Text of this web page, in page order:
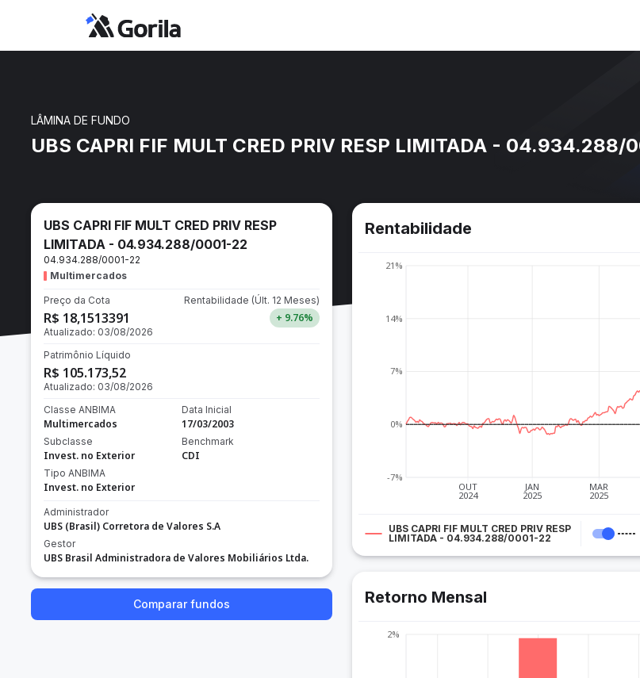
LÂMINA DE FUNDO
UBS CAPRI FIF MULT CRED PRIV RESP LIMITADA - 04.934.288/
UBS CAPRI FIF MULT CRED PRIV RESP
LIMITADA - 04.934.288/0001-22
04.934.288/0001-22
Multimercados
Preço da Cota
R$ 18,1513391
Atualizado: 03/08/2026
Rentabilidade (Últ. 12 Meses)
+ 9.76%
Patrimônio Líquido
R$ 105.173,52
Atualizado: 03/08/2026
Classe ANBIMA
Multimercados
Subclasse
Invest. no Exterior
Tipo ANBIMA
Invest. no Exterior
Data Inicial
17/03/2003
Benchmark
CDI
Administrador
UBS (Brasil) Corretora de Valores S.A
Gestor
UBS Brasil Administradora de Valores Mobiliários Ltda.
Comparar fundos
Rentabilidade
OUT
2024
JAN
2025
MAR
2025
-7%
0%
7%
14%
21%
UBS CAPRI FIF MULT CRED PRIV RESP
LIMITADA - 04.934.288/0001-22
Retorno Mensal
2%